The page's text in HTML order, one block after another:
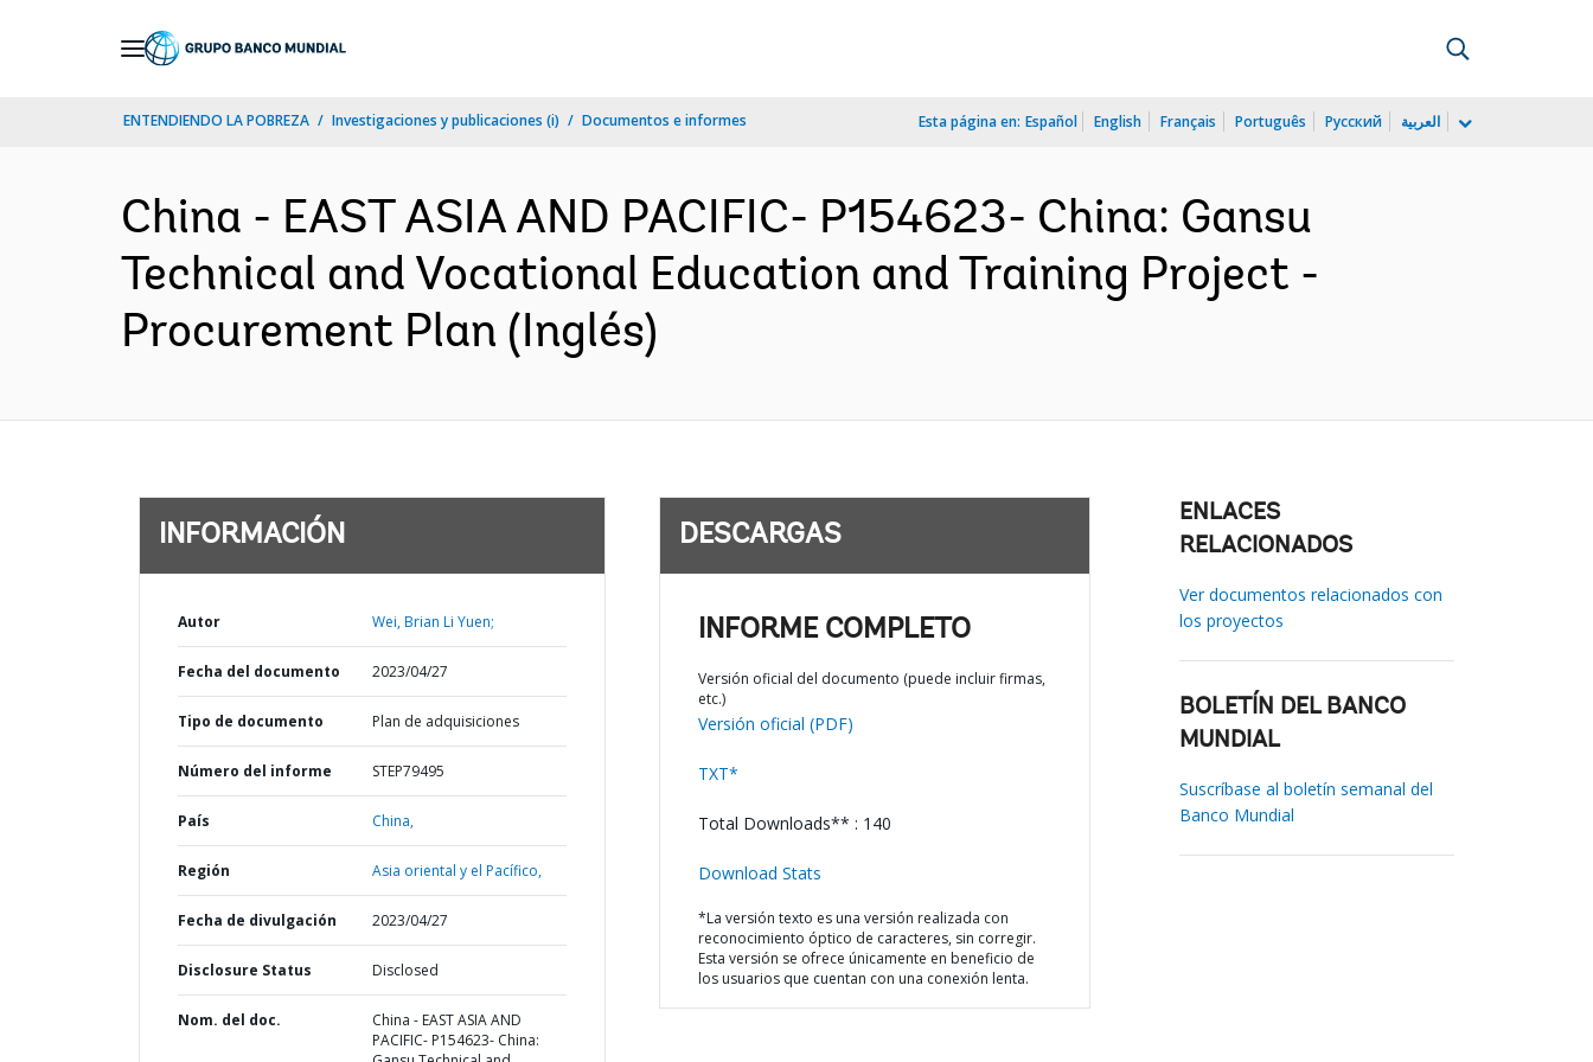
ENTENDIENDO LA POBREZA Investigaciones y publicaciones (i) Documentos e informes Esta página en: Español English Français Português Русский العربية
China - EAST ASIA AND PACIFIC- P154623- China: Gansu
Technical and Vocational Education and Training Project -
Procurement Plan (Inglés)
INFORMACIÓN
Autor Wei, Brian Li Yuen;
Fecha del documento 2023/04/27
Tipo de documento Plan de adquisiciones
Número del informe STEP79495
País China,
Región Asia oriental y el Pacífico,
Fecha de divulgación 2023/04/27
Disclosure Status Disclosed
Nom. del doc.
China - EAST ASIA AND
PACIFIC- P154623- China:
DESCARGAS
INFORME COMPLETO
Versión oficial del documento (puede incluir firmas,
etc.)
Versión oficial (PDF)
TXT*
Total Downloads** : 140
Download Stats
*La versión texto es una versión realizada con
reconocimiento óptico de caracteres, sin corregir.
Esta versión se ofrece únicamente en beneficio de
los usuarios que cuentan con una conexión lenta.
ENLACES
RELACIONADOS
Ver documentos relacionados con
los proyectos
BOLETÍN DEL BANCO
MUNDIAL
Suscríbase al boletín semanal del
Banco Mundial